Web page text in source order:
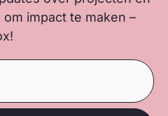
impact te maken –